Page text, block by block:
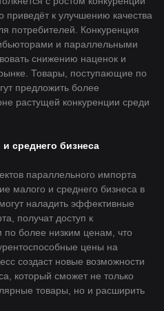
приведёт к улучшению качества
потребителей. Конкуренция
и параллельными
снижению наценок и
Товары, поступающие по
предложить более
растущей конкуренции среди
среднего бизнеса
параллельного импорта
малого и среднего бизнеса в
наладить эффективные
получат доступ к
по более низким ценам, что
цены на
создаст новые возможности
который сможет не только
товары, но и расширить